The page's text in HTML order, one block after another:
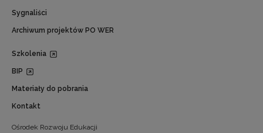
Sygnaliści
Archiwum projektów PO WER
Szkolenia
BIP
Materiały do pobrania
Kontakt
Ośrodek Rozwoju Edukacji